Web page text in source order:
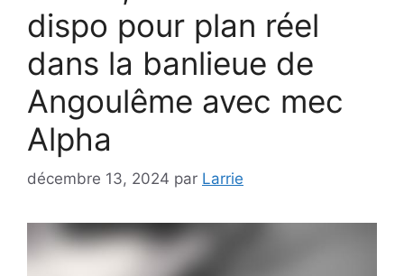
dispo pour plan réel
dans la banlieue de
Angoulême avec mec
Alpha
décembre 13, 2024 par Larrie